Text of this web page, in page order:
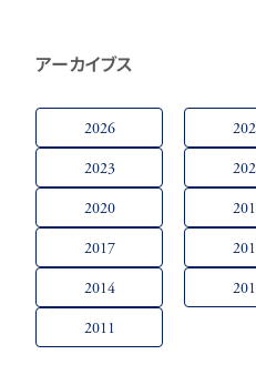
アーカイブス
2026
2023
2020
2017
2014
2011